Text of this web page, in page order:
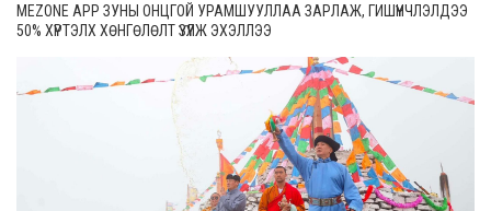
MEZONE APP ЗУНЫ ОНЦГОЙ УРАМШУУЛЛАА ЗАРЛАЖ, ГИШҮҮНЧЛЭЛДЭЭ
50% ХҮРТЭЛХ ХӨНГӨЛӨЛТ ҮЗҮҮЛЖ ЭХЭЛЛЭЭ